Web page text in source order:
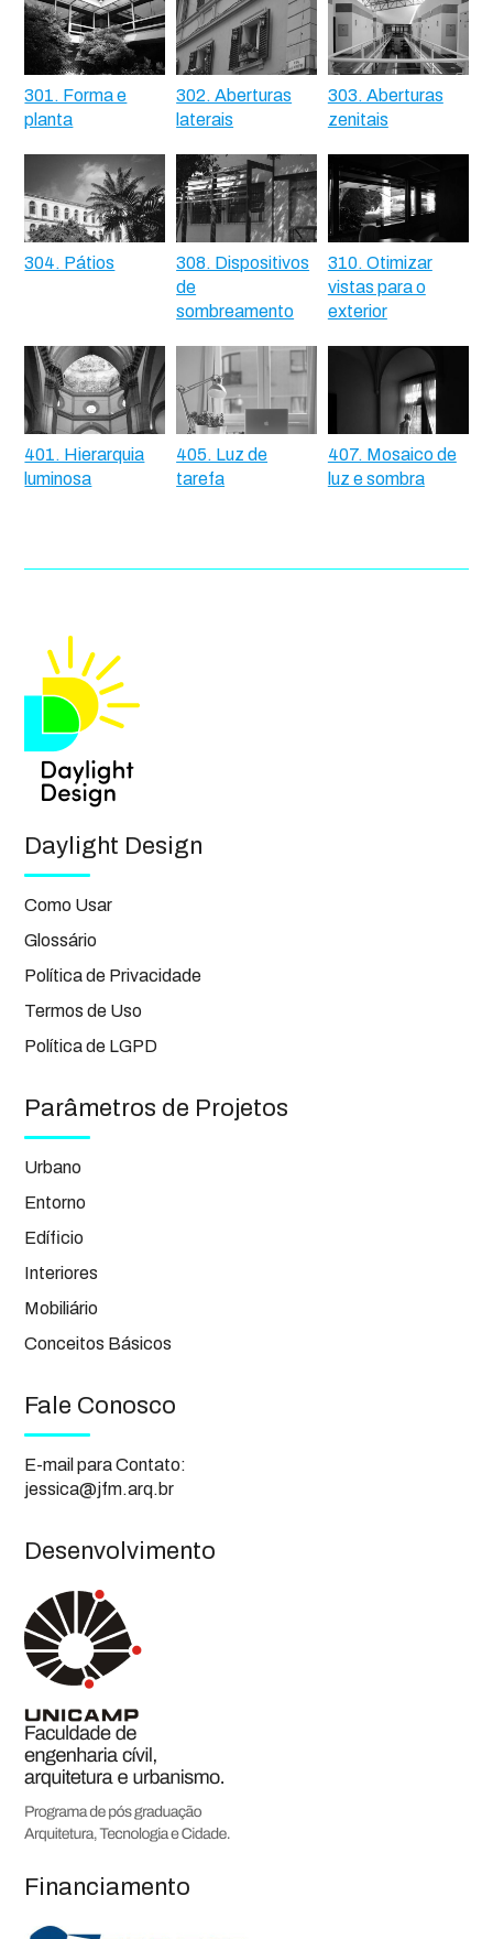
301. Forma e
planta
302. Aberturas
laterais
303. Aberturas
zenitais
304. Pátios
308. Dispositivos
de
sombreamento
310. Otimizar
vistas para o
exterior
401. Hierarquia
luminosa
405. Luz de
tarefa
407. Mosaico de
luz e sombra
Daylight Design
Como Usar
Glossário
Política de Privacidade
Termos de Uso
Política de LGPD
Parâmetros de Projetos
Urbano
Entorno
Edíficio
Interiores
Mobiliário
Conceitos Básicos
Fale Conosco
E-mail para Contato:
jessica@jfm.arq.br
Desenvolvimento
Financiamento